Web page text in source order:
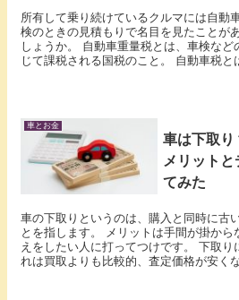
所有して乗り続けているクルマには自動
検のときの見積もりで名目を見たことが
しょうか。 自動車重量税とは、車検な
じて課税される国税のこと。 自動車税と
車とお金
車は下取り
メリット
てみた
車の下取りというのは、購入と同時に古
とを指します。 メリットは手間が掛か
えをしたい人に打ってつけです。 下取り
れは買取よりも比較的、査定価格が安く